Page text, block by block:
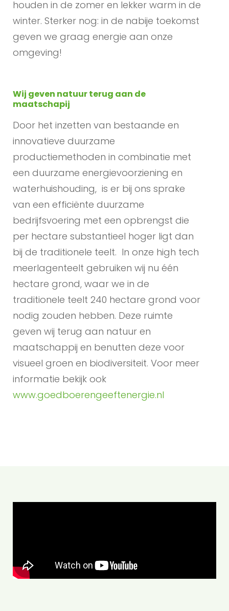
houden in de zomer en lekker warm in de
winter. Sterker nog: in de nabije toekomst
geven we graag energie aan onze
omgeving!
Wij geven natuur terug aan de
maatschapij
Door het inzetten van bestaande en
innovatieve duurzame
productiemethoden in combinatie met
een duurzame energievoorziening en
waterhuishouding, is er bij ons sprake
van een efficiënte duurzame
bedrijfsvoering met een opbrengst die
per hectare substantieel hoger ligt dan
bij de traditionele teelt. In onze high tech
meerlagenteelt gebruiken wij nu één
hectare grond, waar we in de
traditionele teelt 240 hectare grond voor
nodig zouden hebben. Deze ruimte
geven wij terug aan natuur en
maatschappij en benutten deze voor
visueel groen en biodiversiteit. Voor meer
informatie bekijk ook
www.goedboerengeeftenergie.nl